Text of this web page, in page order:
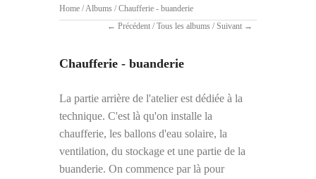
Home /Albums / Chaufferie - buanderie
Précédent / Tous les albums / Suivant
Chaufferie - buanderie
La partie arrière de l'atelier est dédiée à la
technique. C'est là qu'on installe la
chaufferie, les ballons d'eau solaire, la
ventilation, du stockage et une partie de la
buanderie. On commence par là pour